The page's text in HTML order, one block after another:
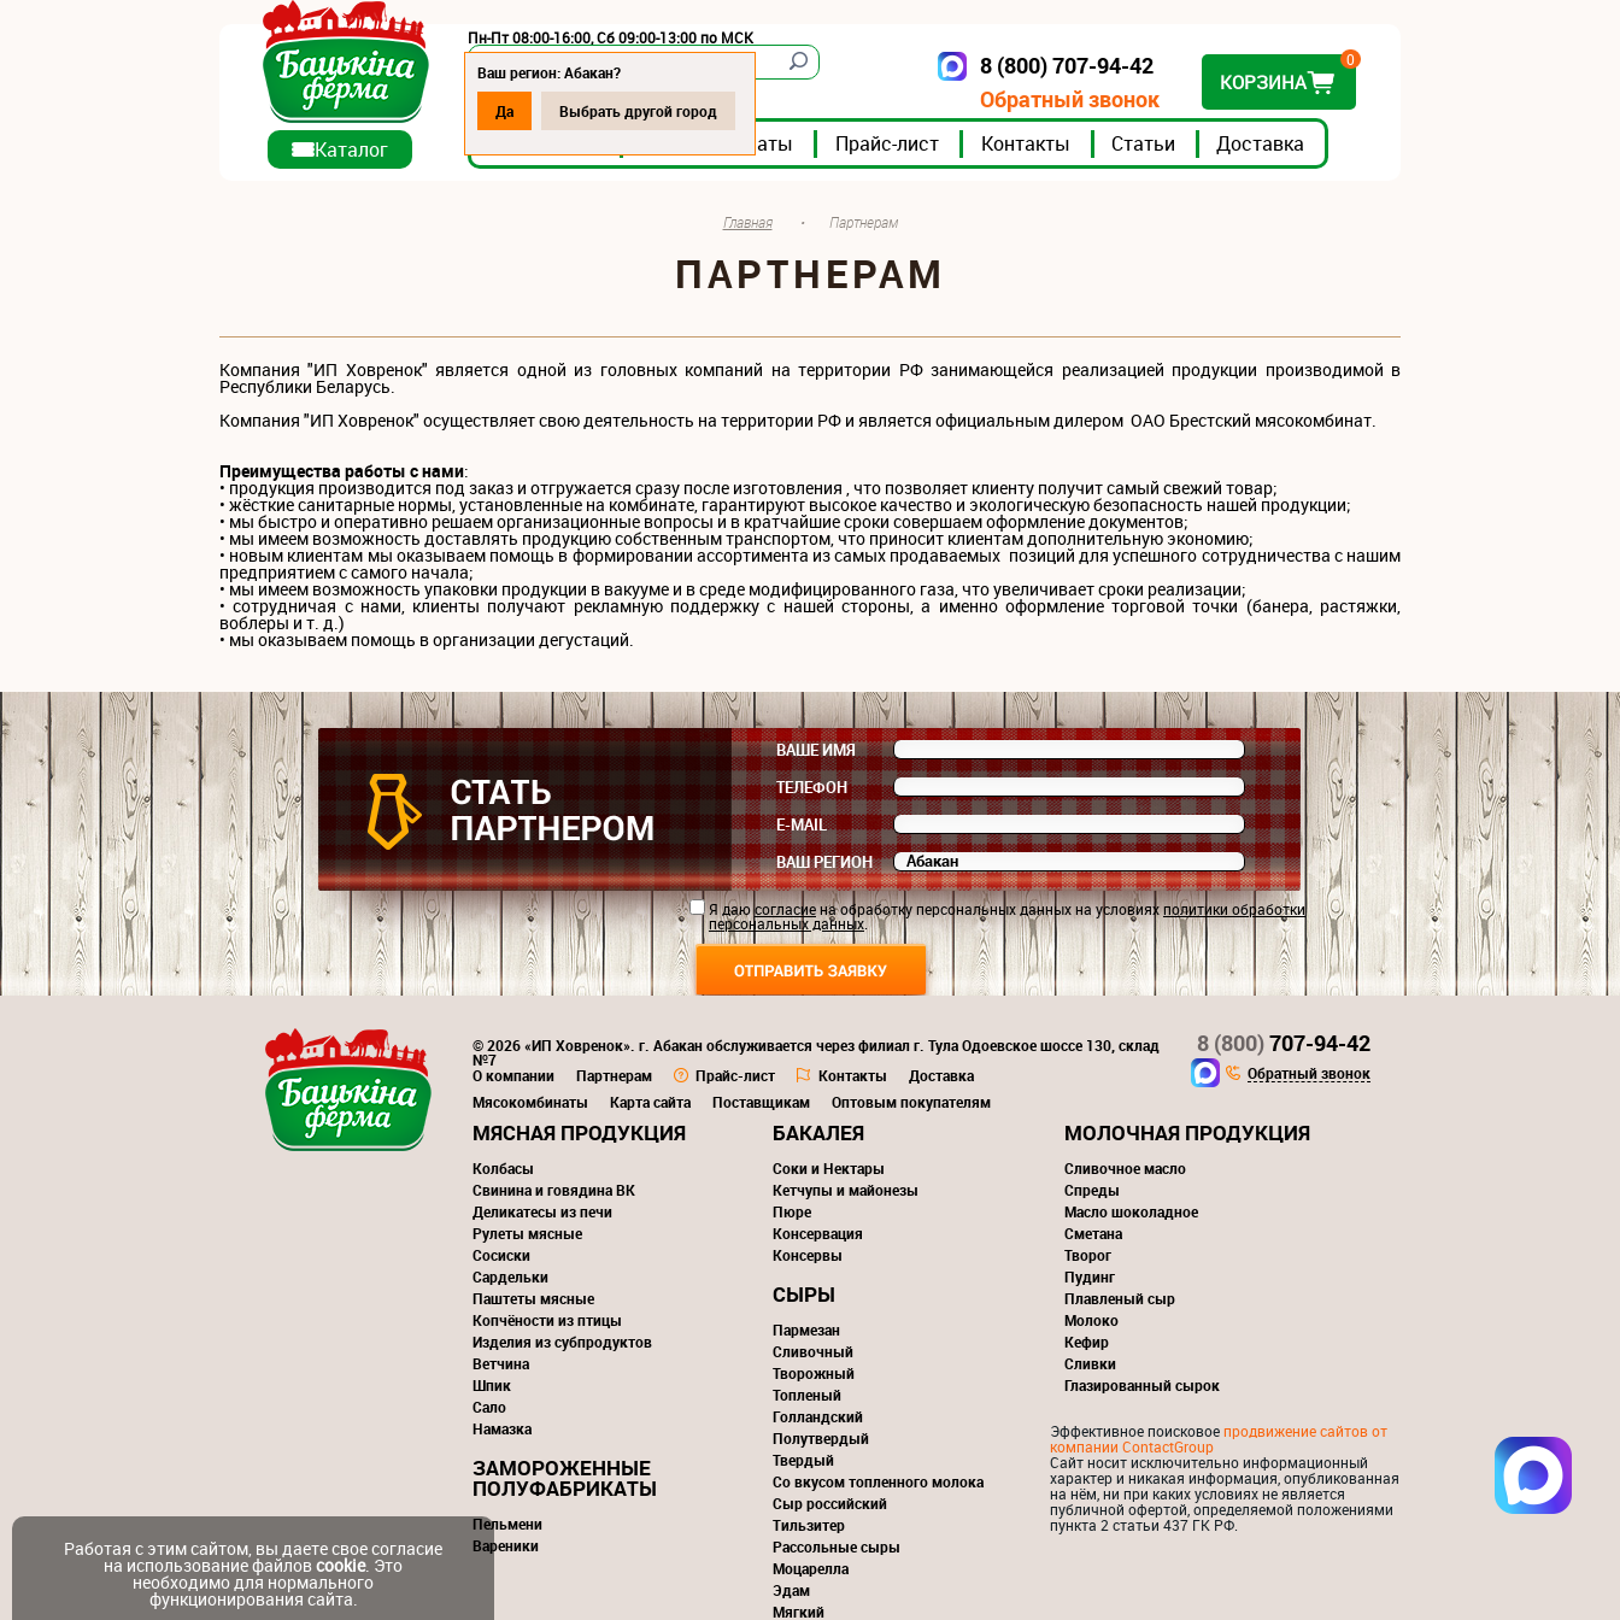
Пн-Пт 08:00-16:00, Сб 09:00-13:00 по МСК
Мясокомбинаты Прайс-лист Контакты Статьи Доставка
8 (800) 707-94-42
Обратный звонок
КОРЗИНА
0
Ваш регион: Абакан?
Да
Выбрать другой город
Каталог
Главная • Партнерам
ПАРТНЕРАМ
Компания "ИП Ховренок" является одной из головных компаний на территории РФ занимающейся реализацией продукции производимой в
Республики Беларусь.
Компания "ИП Ховренок" осуществляет свою деятельность на территории РФ и является официальным дилером ОАО Брестский мясокомбинат.
Преимущества работы с нами:
• продукция производится под заказ и отгружается сразу после изготовления , что позволяет клиенту получит самый свежий товар;
• жёсткие санитарные нормы, установленные на комбинате, гарантируют высокое качество и экологическую безопасность нашей продукции;
• мы быстро и оперативно решаем организационные вопросы и в кратчайшие сроки совершаем оформление документов;
• мы имеем возможность доставлять продукцию собственным транспортом, что приносит клиентам дополнительную экономию;
• новым клиентам мы оказываем помощь в формировании ассортимента из самых продаваемых позиций для успешного сотрудничества с нашим
предприятием с самого начала;
• мы имеем возможность упаковки продукции в вакууме и в среде модифицированного газа, что увеличивает сроки реализации;
• сотрудничая с нами, клиенты получают рекламную поддержку с нашей стороны, а именно оформление торговой точки (банера, растяжки,
воблеры и т. д.)
• мы оказываем помощь в организации дегустаций.
ВАШЕ ИМЯ
ТЕЛЕФОН
E-MAIL
ВАШ РЕГИОН
Я даюсогласиена обработку персональных данных на условияхполитики обработки
персональных данных
© 2026 «ИП Ховренок». г. Абакан обслуживается через филиал г. Тула Одоевское шоссе 130, склад
№7
О компании
Партнерам Прайс-лист Контакты
Доставка
Мясокомбинаты
Карта сайта Поставщикам Оптовым покупателям
8 (800)707-94-42
Обратный звонок
МЯСНАЯ ПРОДУКЦИЯ
Колбасы
Свинина и говядина ВК
Деликатесы из печи
Рулеты мясные
Сосиски
Сардельки
Паштеты мясные
Копчёности из птицы
Изделия из субпродуктов
Ветчина
Шпик
Сало
Намазка
ЗАМОРОЖЕННЫЕ
ПОЛУФАБРИКАТЫ
Пельмени
Вареники
БАКАЛЕЯ
Соки и Нектары
Кетчупы и майонезы
Пюре
Консервация
Консервы
СЫРЫ
Пармезан
Сливочный
Творожный
Топленый
Голландский
Полутвердый
Твердый
Со вкусом топленного молока
Сыр российский
Тильзитер
Рассольные сыры
Моцарелла
Эдам
Мягкий
МОЛОЧНАЯ ПРОДУКЦИЯ
Сливочное масло
Спреды
Масло шоколадное
Сметана
Творог
Пудинг
Плавленый сыр
Молоко
Кефир
Сливки
Глазированный сырок
Эффективное поисковоепродвижение сайтов от
компании ContactGroup
Сайт носит исключительно информационный
характер и никакая информация, опубликованная
на нём, ни при каких условиях не является
публичной офертой, определяемой положениями
пункта 2 статьи 437 ГК РФ.
Работая с этим сайтом, вы даете свое согласие
на использование файловcookie. Это
необходимо для нормального
функционирования сайта.